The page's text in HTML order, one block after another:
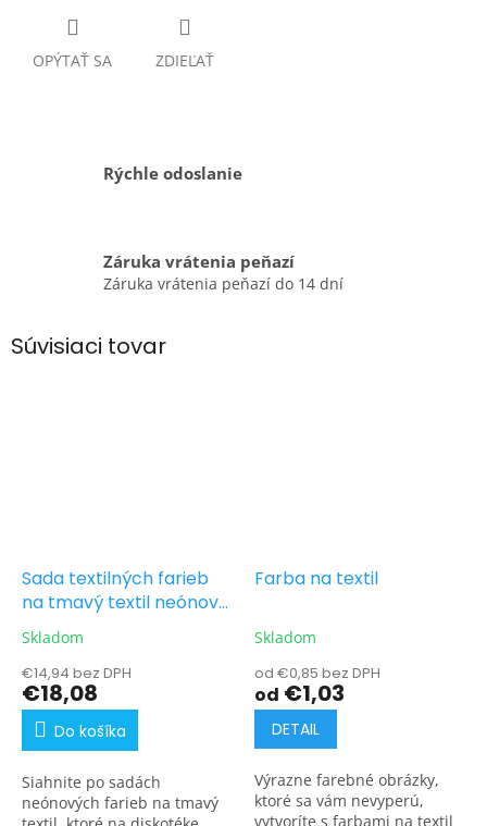
OPÝTAŤ SA ZDIEĽAŤ
Rýchle odoslanie
Záruka vrátenia peňazí
Záruka vrátenia peňazí do 14 dní
Súvisiaci tovar
Sada textilných farieb
na tmavý textil neónové
odtiene 7 x 25 g
Skladom
€14,94 bez DPH
€18,08
Do košíka
Siahnite po sadách
neónových farieb na tmavý
Farba na textil
Skladom
od €0,85 bez DPH
od €1,03
DETAIL
Výrazne farebné obrázky,
ktoré sa vám nevyperú,
vytvoríte s farbami na textil